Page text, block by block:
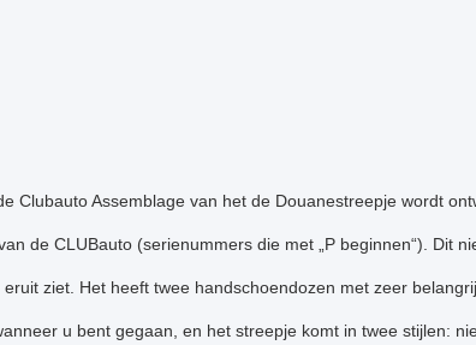
Clubauto Assemblage van het de Douanestreepje wordt
de CLUBauto (serienummers die met „P beginnen“). Dit
ziet. Het heeft twee handschoendozen met zeer
u bent gegaan, en het streepje komt in twee stijlen: